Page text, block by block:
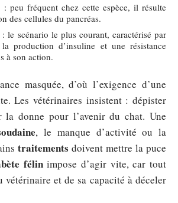
: peu fréquent chez cette espèce, il résulte
des cellules du pancréas.
: le scénario le plus courant, caractérisé par
production d’insuline et une résistance
à son action.
masquée, d’où l’exigence d’une
Les vétérinaires insistent : dépister
la donne pour l’avenir du chat. Une
, le manque d’activité ou la
traitements doivent mettre la puce
félinimpose d’agir vite, car tout
vétérinaire et de sa capacité à déceler